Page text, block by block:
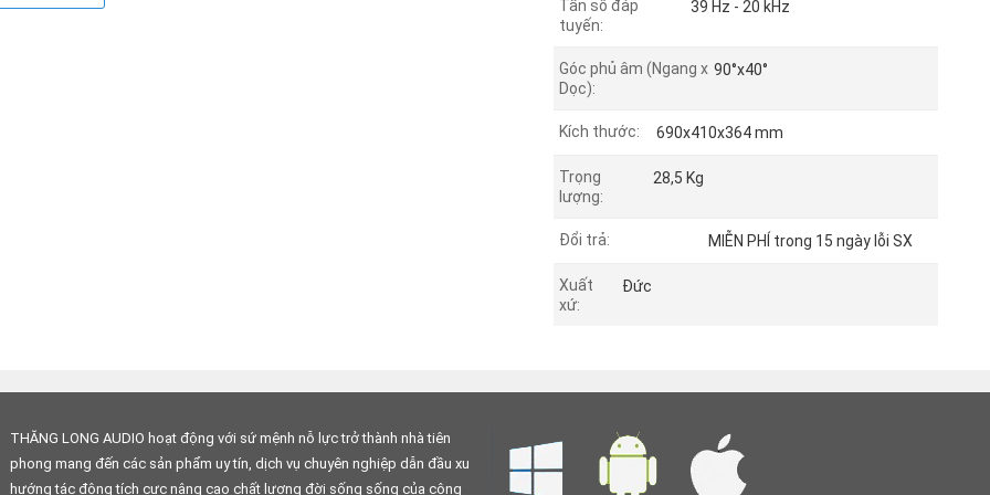
GmbH, có trụ sở chính đặt tạiMünsterland, nằm ở phía tây bắc
Dortmund
, đó là nơi có một đội ngũ kỹ sư sáng
các sản phẩm dành cho thị trường Châu Á giá thành được
Tần số đáp
tuyến:
39 Hz - 20 kHz
Góc phủ âm (Ngang x
Dọc):
90°x40°
Kích thước: 690x410x364 mm
Trọng
lượng:
28,5 Kg
Đổi trả: MIỄN PHÍ trong 15 ngày lỗi SX
Xuất
xứ:
Đức
THĂNG LONG AUDIO hoạt động với sứ mệnh nỗ lực trở thành nhà tiên
phong mang đến các sản phẩm uy tín, dịch vụ chuyên nghiệp dẫn đầu xu
hướng tác động tích cực nâng cao chất lượng đời sống sống của cộng